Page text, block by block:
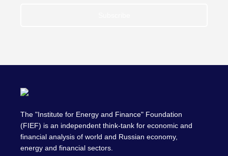
The "Institute for Energy and Finance" Foundation
(FIEF) is an independent think-tank for economic and
financial analysis of world and Russian economy,
energy and financial sectors.